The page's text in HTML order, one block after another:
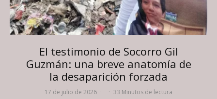
El testimonio de Socorro Gil
Guzmán: una breve anatomía de
la desaparición forzada
17 de julio de 2026 · · 33 Minutos de lectura